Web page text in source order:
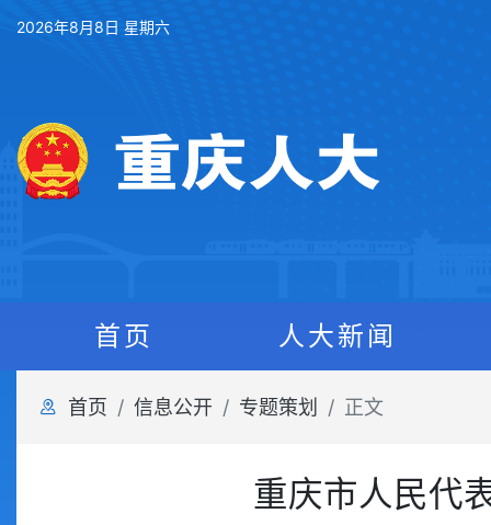
2026年8月8日 星期六
首页 人大新闻
首页 信息公开 专题策划 正文
重庆市人民代